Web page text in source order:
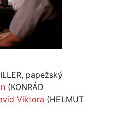
papežský
(KONRÁD
Viktora (HELMUT